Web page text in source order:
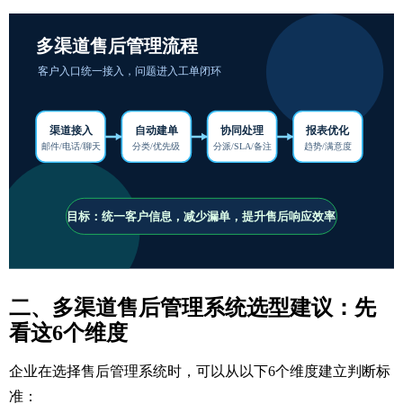
二、多渠道售后管理系统选型建议：先
看这6个维度
企业在选择售后管理系统时，可以从以下6个维度建立判断标
准：